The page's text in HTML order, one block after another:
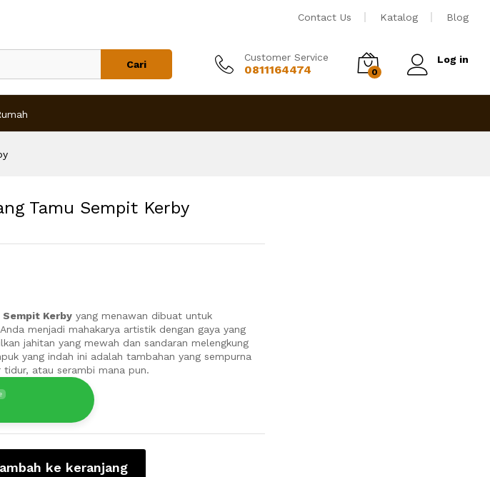
Contact Us Katalog Blog
Cari
Customer Service
0811164474 0
Log in
Tamu Sempit Kerby
Sempit Kerbyyang menawan dibuat untuk
menjadi mahakarya artistik dengan gaya yang
jahitan yang mewah dan sandaran melengkung
yang indah ini adalah tambahan yang sempurna
atau serambi mana pun.
ke keranjang
Tambah ke keranjang